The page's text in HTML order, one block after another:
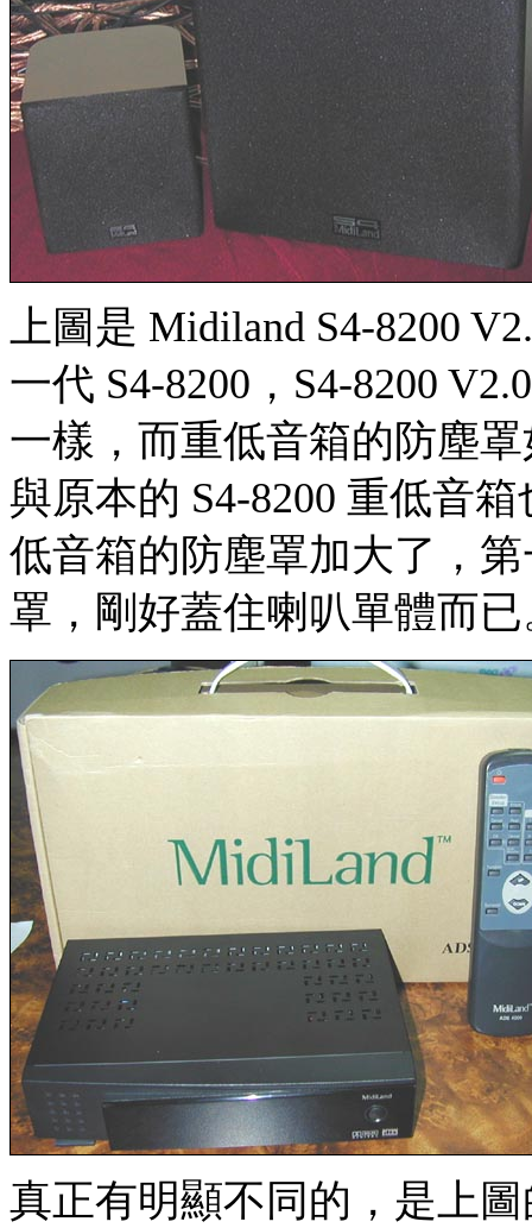
上圖是 Midiland S4-8200
一代 S4-8200，S4-8200
一樣，而重低音箱的防塵
與原本的 S4-8200 重低音
低音箱的防塵罩加大了，
罩，剛好蓋住喇叭單體而已
真正有明顯不同的，是上